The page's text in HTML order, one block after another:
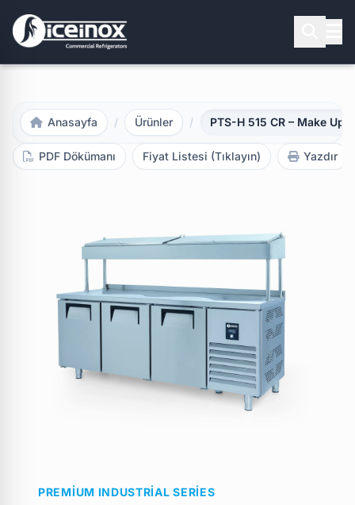
Aramak için Enter'a basınız
Anasayfa / Ürünler / PTS-H 515 CR – Make Up
PDF Dökümanı Fiyat Listesi (Tıklayın) Yazdır
PREMIUM INDUSTRIAL SERIES